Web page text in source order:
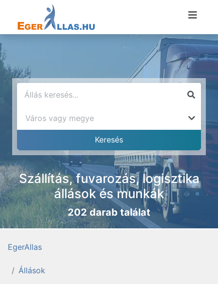
Szállítás, fuvarozás, logisztika
állások és munkák
202 darab találat
EgerAllas
Állások